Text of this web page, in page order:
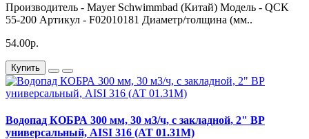
Производитель - Mayer Schwimmbad (Китай) Модель - QCK
55-200 Артикул - F02010181 Диаметр/толщина (мм..
54.00р.
Купить
Водопад КОБРА 300 мм, 30 м3/ч, с закладной, 2" ВР
универсальный, AISI 316 (АТ 01.31М)